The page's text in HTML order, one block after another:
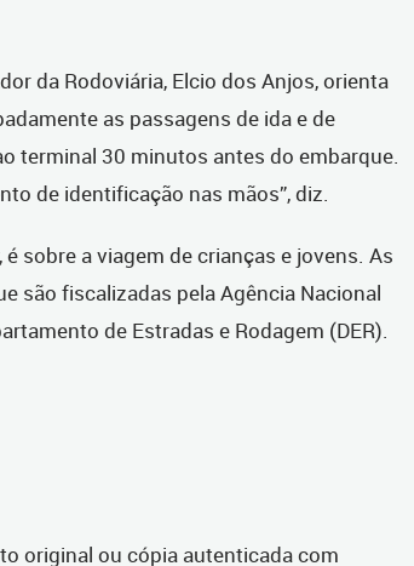
da Rodoviária, Elcio dos Anjos, orienta
as passagens de ida e de
terminal 30 minutos antes do embarque.
de identificação nas mãos”, diz.
sobre a viagem de crianças e jovens. As
são fiscalizadas pela Agência Nacional
de Estradas e Rodagem (DER).
original ou cópia autenticada com